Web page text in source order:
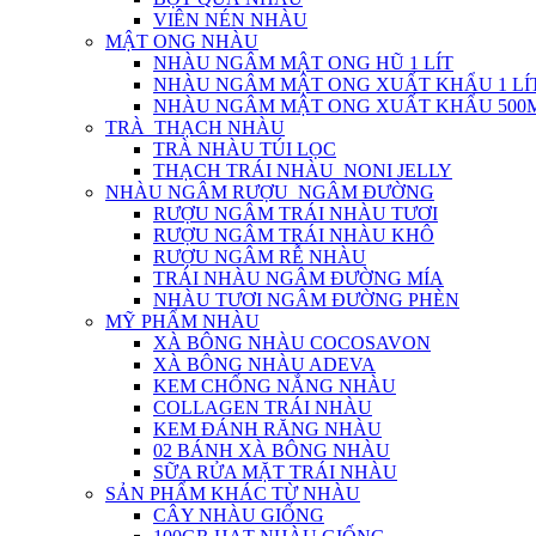
VIÊN NÉN NHÀU
MẬT ONG NHÀU
NHÀU NGÂM MẬT ONG HŨ 1 LÍT
NHÀU NGÂM MẬT ONG XUẤT KHẨU 1
NHÀU NGÂM MẬT ONG XUẤT KHẨU
TRÀ_THẠCH NHÀU
TRÀ NHÀU TÚI LỌC
THẠCH TRÁI NHÀU_NONI JELLY
NHÀU NGÂM RƯỢU_NGÂM ĐƯỜNG
RƯỢU NGÂM TRÁI NHÀU TƯƠI
RƯỢU NGÂM TRÁI NHÀU KHÔ
RƯỢU NGÂM RỄ NHÀU
TRÁI NHÀU NGÂM ĐƯỜNG MÍA
NHÀU TƯƠI NGÂM ĐƯỜNG PHÈN
MỸ PHẨM NHÀU
XÀ BÔNG NHÀU COCOSAVON
XÀ BÔNG NHÀU ADEVA
KEM CHỐNG NẮNG NHÀU
COLLAGEN TRÁI NHÀU
KEM ĐÁNH RĂNG NHÀU
02 BÁNH XÀ BÔNG NHÀU
SỮA RỬA MẶT TRÁI NHÀU
SẢN PHẨM KHÁC TỪ NHÀU
CÂY NHÀU GIỐNG